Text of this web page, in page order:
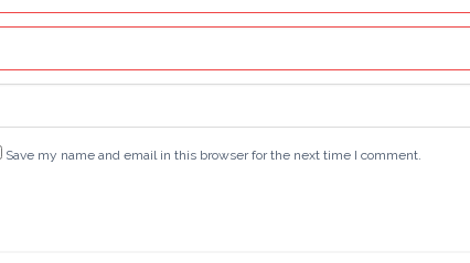
Save my name and email in this browser for the next time I comment.